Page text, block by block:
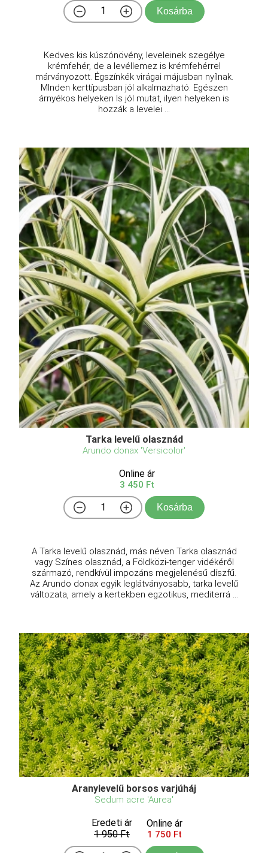
Kosárba
Kedves kis kúszónövény, leveleinek szegélye
krémfehér, de a levéllemez is krémfehérrel
márványozott. Égszínkék virágai májusban nyílnak.
MInden kerttípusban jól alkalmazható. Egészen
árnyékos helyeken ls jól mutat, ilyen helyeken is
hozzák a levelei ...
Tarka levelű olasznád
Arundo donax 'Versicolor'
Online ár
3 450 Ft
Kosárba
A Tarka levelű olasznád, más néven Tarka olasznád
vagy Színes olasznád, a Földközi-tenger vidékéről
származó, rendkívül impozáns megjelenésű díszfű.
Az Arundo donax egyik leglátványosabb, tarka levelű
változata, amely a kertekben egzotikus, mediterrá ...
Aranylevelű borsos varjúháj
Sedum acre 'Aurea'
Eredeti ár
1 950 Ft
Online ár
1 750 Ft